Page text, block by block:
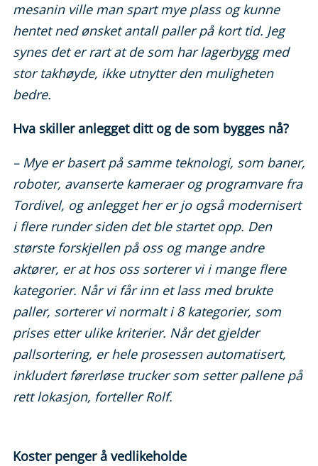
mesanin ville man spart mye plass og kunne
hentet ned ønsket antall paller på kort tid. Jeg
synes det er rart at de som har lagerbygg med
stor takhøyde, ikke utnytter den muligheten
bedre.
Hva skiller anlegget ditt og de som bygges nå?
– Mye er basert på samme teknologi, som baner,
roboter, avanserte kameraer og programvare fra
Tordivel, og anlegget her er jo også modernisert
i flere runder siden det ble startet opp. Den
største forskjellen på oss og mange andre
aktører, er at hos oss sorterer vi i mange flere
kategorier. Når vi får inn et lass med brukte
paller, sorterer vi normalt i 8 kategorier, som
prises etter ulike kriterier. Når det gjelder
pallsortering, er hele prosessen automatisert,
inkludert førerløse trucker som setter pallene på
rett lokasjon, forteller Rolf.
Koster penger å vedlikeholde